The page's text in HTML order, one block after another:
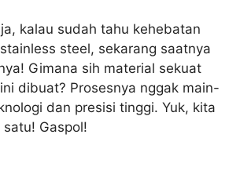
kalau sudah tahu kehebatan
steel, sekarang saatnya
Gimana sih material sekuat
dibuat? Prosesnya nggak main-
dan presisi tinggi. Yuk, kita
Gaspol!